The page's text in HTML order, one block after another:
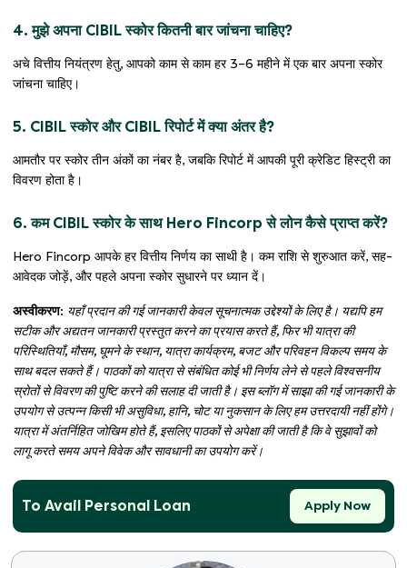
4. मुझे अपना CIBIL स्कोर कितनी बार जांचना चाहिए?
अचे वित्तीय नियंत्रण हेतु, आपको काम से काम हर 3–6 महीने में एक बार अपना स्कोर
जांचना चाहिए।
5. CIBIL स्कोर और CIBIL रिपोर्ट में क्या अंतर है?
आमतौर पर स्कोर तीन अंकों का नंबर है, जबकि रिपोर्ट में आपकी पूरी क्रेडिट हिस्ट्री का
विवरण होता है।
6. कम CIBIL स्कोर के साथ Hero Fincorp से लोन कैसे प्राप्त करें?
Hero Fincorp आपके हर वित्तीय निर्णय का साथी है। कम राशि से शुरुआत करें, सह-
आवेदक जोड़ें, और पहले अपना स्कोर सुधारने पर ध्यान दें।
अस्वीकरण: यहाँ प्रदान की गई जानकारी केवल सूचनात्मक उद्देश्यों के लिए है। यद्यपि हम
सटीक और अद्यतन जानकारी प्रस्तुत करने का प्रयास करते हैं, फिर भी यात्रा की
परिस्थितियाँ, मौसम, घूमने के स्थान, यात्रा कार्यक्रम, बजट और परिवहन विकल्प समय के
साथ बदल सकते हैं। पाठकों को यात्रा से संबंधित कोई भी निर्णय लेने से पहले विश्वसनीय
स्रोतों से विवरण की पुष्टि करने की सलाह दी जाती है। इस ब्लॉग में साझा की गई जानकारी के
उपयोग से उत्पन्न किसी भी असुविधा, हानि, चोट या नुकसान के लिए हम उत्तरदायी नहीं होंगे।
यात्रा में अंतर्निहित जोखिम होते हैं, इसलिए पाठकों से अपेक्षा की जाती है कि वे सुझावों को
लागू करते समय अपने विवेक और सावधानी का उपयोग करें।
To Avail Personal Loan Apply Now